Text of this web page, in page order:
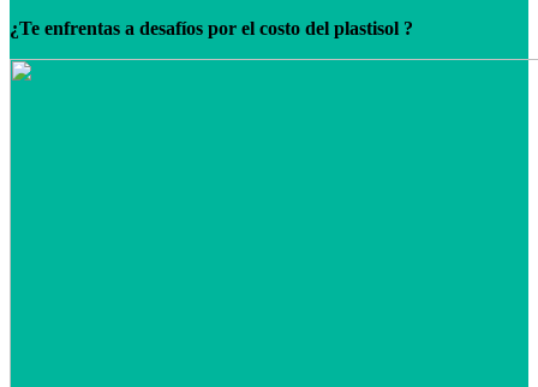
¿Te enfrentas a desafíos por el costo del plastisol ?